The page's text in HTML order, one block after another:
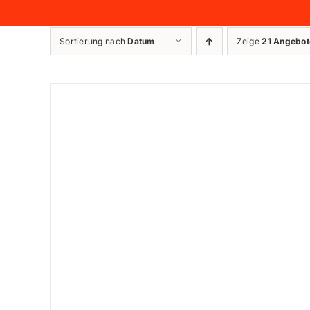
Sortierung nachDatum Zeige21